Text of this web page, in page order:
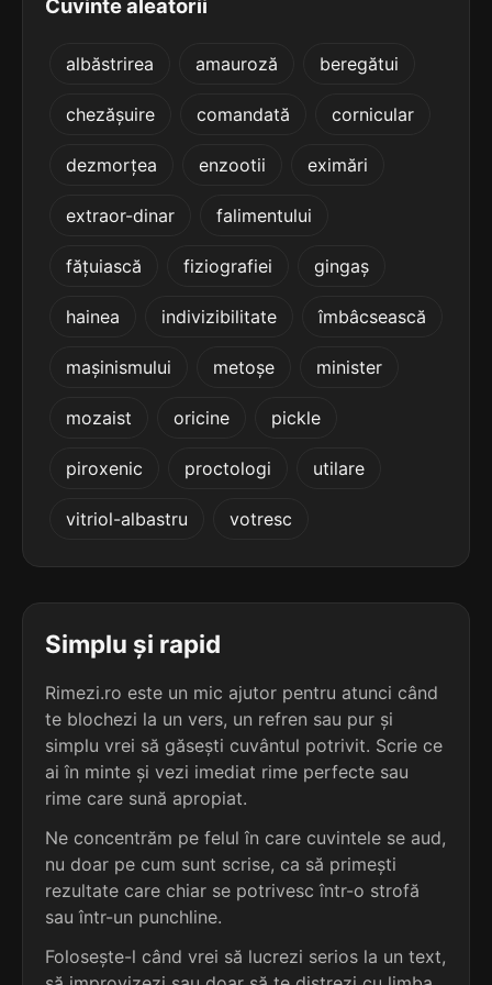
terminație: săm
declanșăm
9 lit.
accentuăm
auscultăm
coapserăm
completăm
3 sil.
terminație: ăm
comportăm
3 sil.
terminație: ăm
comprimăm
3 sil.
9 lit.
Cuvinte aleatorii
albăstrirea amauroză beregătui
chezășuire comandată cornicular
dezmorțea enzootii eximări
extraor-dinar falimentului
fățuiască fiziografiei gingaș
hainea indivizibilitate îmbâcsească
mașinismului metoșe minister
mozaist oricine pickle
piroxenic proctologi utilare
vitriol-albastru votresc
Simplu și rapid
Rimezi.ro este un mic ajutor pentru atunci când
te blochezi la un vers, un refren sau pur și
simplu vrei să găsești cuvântul potrivit. Scrie ce
ai în minte și vezi imediat rime perfecte sau
rime care sună apropiat.
Ne concentrăm pe felul în care cuvintele se aud,
nu doar pe cum sunt scrise, ca să primești
rezultate care chiar se potrivesc într-o strofă
sau într-un punchline.
Folosește-l când vrei să lucrezi serios la un text,